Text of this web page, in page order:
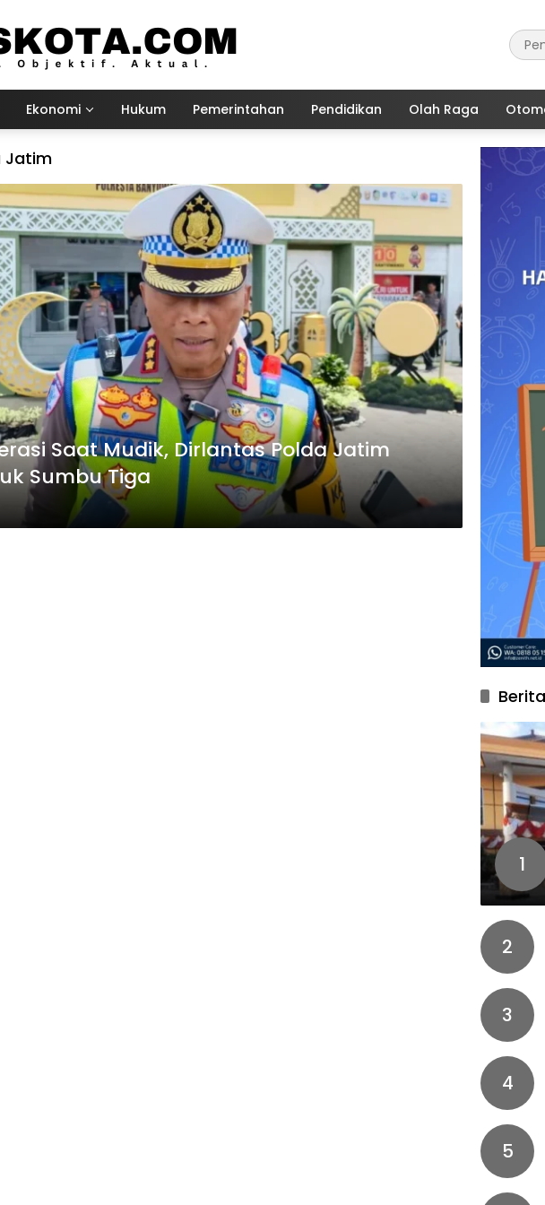
Ekonomi Hukum Pemerintahan Pendidikan Olah Raga
Jatim
Saat Mudik, Dirlantas Polda Jatim
Sumbu Tiga
1
2
3
4
5